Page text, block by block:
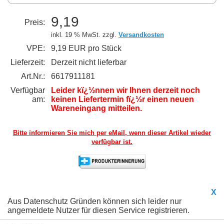
Preis: 9,19
inkl. 19 % MwSt. zzgl. Versandkosten
VPE:
9,19 EUR pro Stück
Lieferzeit:
Derzeit nicht lieferbar
Art.Nr.:
6617911181
Verfügbar
am:
Leider kï¿½nnen wir Ihnen derzeit noch
keinen Liefertermin fï¿½r einen neuen
Wareneingang mitteilen.
Bitte informieren Sie mich per eMail, wenn dieser Artikel wieder
verfügbar ist.
X
Aus Datenschutz Gründen können sich leider nur
angemeldete Nutzer für diesen Service registrieren.